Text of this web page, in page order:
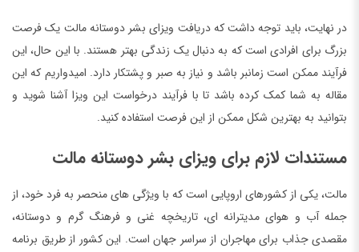
در نهایت، باید توجه داشت که دریافت ویزای بشر دوستانه مالت یک فرصت
بزرگ برای افرادی است که به دنبال یک زندگی بهتر هستند. با این حال، این
فرآیند ممکن است زمانبر باشد و نیاز به صبر و پشتکار دارد. امیدواریم که این
مقاله به شما کمک کرده باشد تا با فرآیند درخواست این ویزا آشنا شوید و
بتوانید به بهترین شکل ممکن از این فرصت استفاده کنید.
مستندات لازم برای ویزای بشر دوستانه مالت
مالت، یکی از کشورهای اروپایی است که با ویژگی های منحصر به فرد خود، از
جمله آب و هوای مدیترانه ای، تاریخچه غنی و فرهنگ گرم و دوستانه،
مقصدی جذاب برای مهاجران از سراسر جهان است. این کشور از طریق برنامه